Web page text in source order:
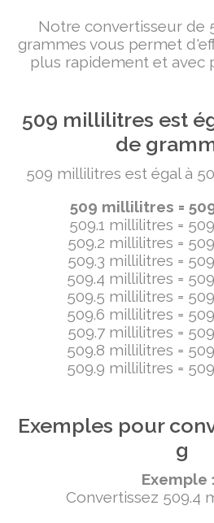
Notre convertisseur de
grammes vous permet
plus rapidement et avec
509 millilitres est
de
509 millilitres est égal à
509 millilitres =
509.1 millilitres =
509.2 millilitres =
509.3 millilitres =
509.4 millilitres =
509.5 millilitres =
509.6 millilitres =
509.7 millilitres =
509.8 millilitres =
509.9 millilitres =
Exemples pour
g
Exemple
Convertissez 509.4